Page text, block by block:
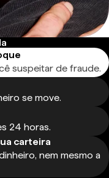
suspeitar de fraude.
se move.
24 horas.
carteira
nem mesmo a